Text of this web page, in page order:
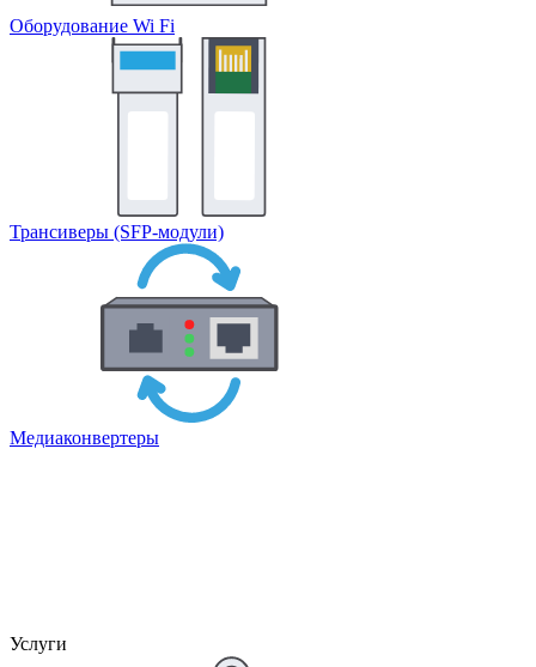
Оборудование Wi Fi
Трансиверы (SFP-модули)
Медиаконвертеры
Услуги